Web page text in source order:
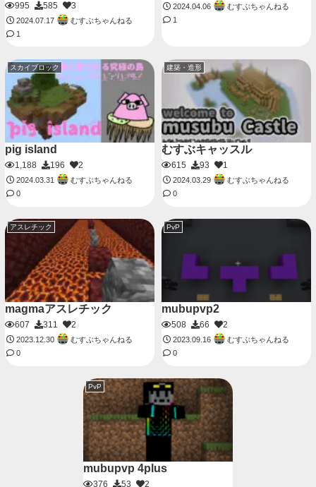
995 585 3
2024.07.17
むすぶちゃんねる
1
2024.04.06
むすぶちゃんねる
1
スカイブロック
pig island
1,188 196 2
2024.03.31
むすぶちゃんねる
0
建築・造形
むすぶキャッスル
615 93 1
2024.03.29
むすぶちゃんねる
0
アスレチック
magmaアスレチック
607 311 2
2023.12.30
むすぶちゃんねる
0
PvP
mubupvp2
508 66 2
2023.09.16
むすぶちゃんねる
0
PvP
mubupvp 4plus
376 53 2